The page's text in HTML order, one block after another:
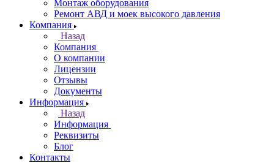
Монтаж оборудования
Ремонт АВД и моек высокого давления
Компания
Назад
Компания
О компании
Лицензии
Отзывы
Документы
Информация
Назад
Информация
Реквизиты
Блог
Контакты